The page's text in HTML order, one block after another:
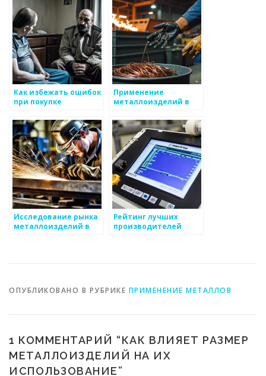
Как избежать ошибок
при покупке
Применение
металлоизделий в
Исследование рынка
металлоизделий в
Рейтинг лучших
производителей
ОПУБЛИКОВАНО В РУБРИКЕ ПРИМЕНЕНИЕ МЕТАЛЛОВ
1 КОММЕНТАРИЙ “КАК ВЛИЯЕТ РАЗМЕР
МЕТАЛЛОИЗДЕЛИЙ НА ИХ
ИСПОЛЬЗОВАНИЕ”